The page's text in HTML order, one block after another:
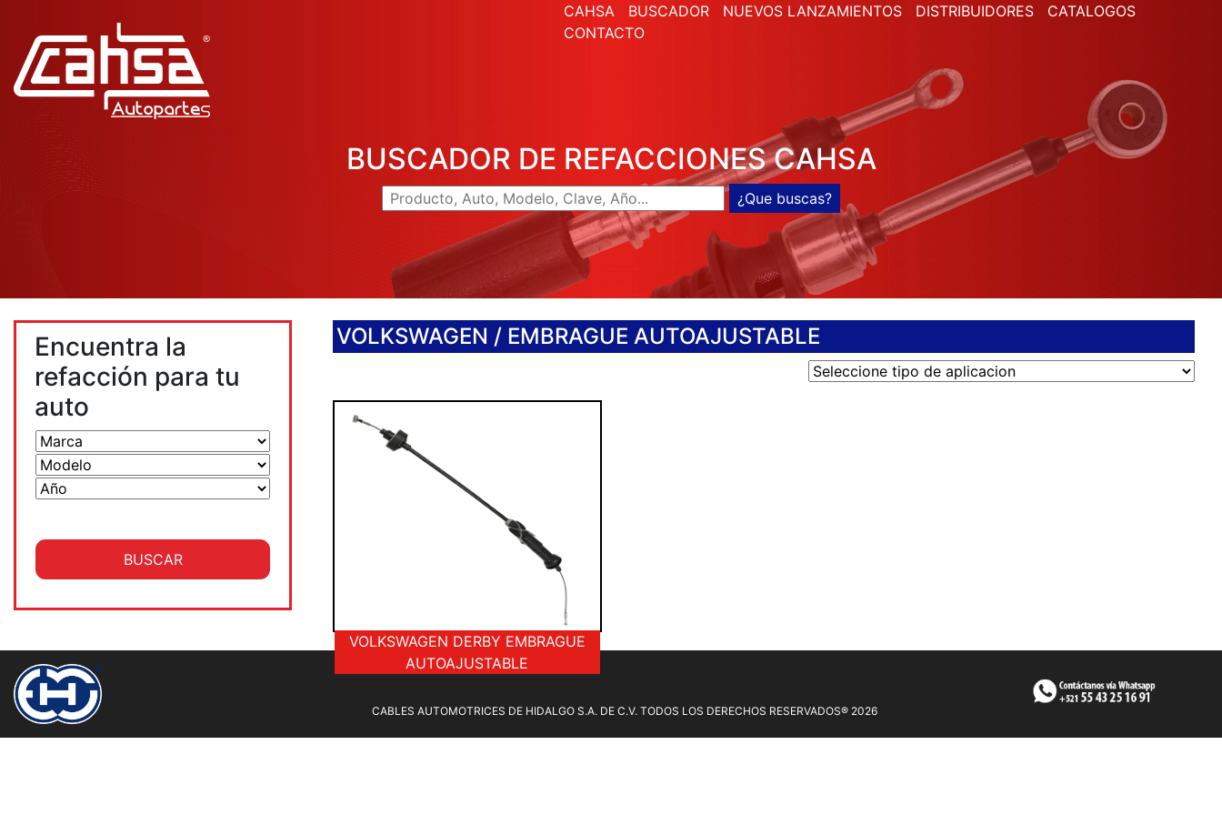
CAHSA BUSCADOR NUEVOS LANZAMIENTOS DISTRIBUIDORES
CATALOGOS
CONTACTO
BUSCADOR DE REFACCIONES CAHSA
Encuentra la
refacción para tu
auto
VOLKSWAGEN / EMBRAGUE AUTOAJUSTABLE
VOLKSWAGEN DERBY EMBRAGUE
AUTOAJUSTABLE
CABLES AUTOMOTRICES DE HIDALGO S.A. DE C.V. TODOS LOS DERECHOS RESERVADOS® 2026